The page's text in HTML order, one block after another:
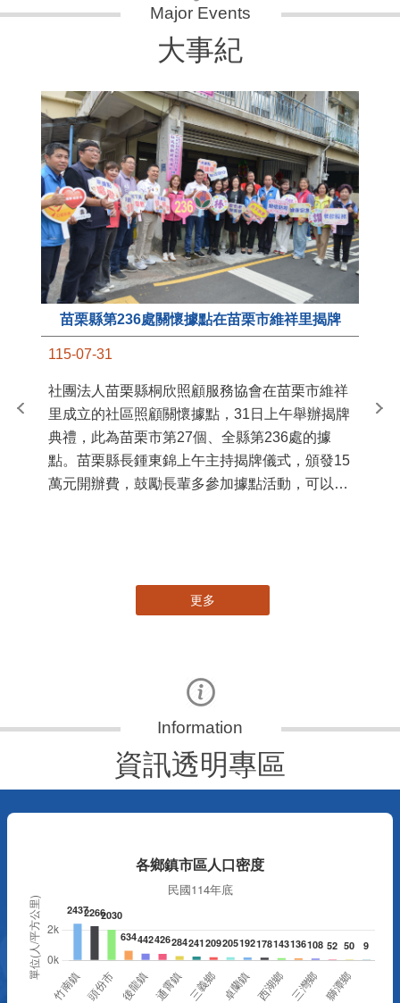
大事紀
苗栗縣第236處關懷據點在苗栗市維祥里揭牌
115-07-31
社團法人苗栗縣桐欣照顧服務協會在苗栗市維祥
里成立的社區照顧關懷據點，31日上午舉辦揭牌
典禮，此為苗栗市第27個、全縣第236處的據
點。苗栗縣長鍾東錦上午主持揭牌儀式，頒發15
萬元開辦費，鼓勵長輩多參加據點活動，可以更
苗
更多
資訊透明專區